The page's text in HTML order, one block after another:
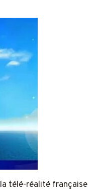
télé-réalité française